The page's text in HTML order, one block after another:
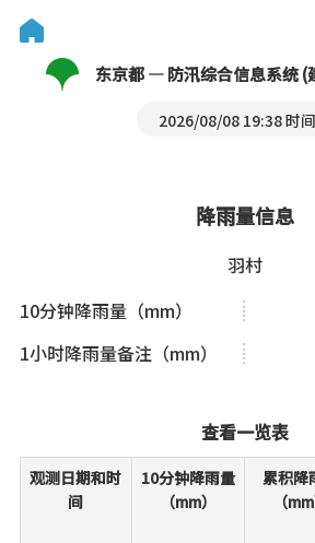
东京都 — 防汛综合信息系统 (
2026/08/08 19:38 时
降雨量信息
羽村
10分钟降雨量（mm）
1小时降雨量备注（mm）
查看一览表
观测日期和时
间
10分钟降雨量
（mm）
累积降
（mm